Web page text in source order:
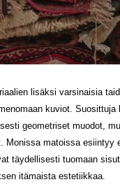
lisäksi varsinaisia
kuviot.
geometriset muodot,
Monissa matoissa esiintyy
täydellisesti tuomaan
itämaista estetiikkaa.